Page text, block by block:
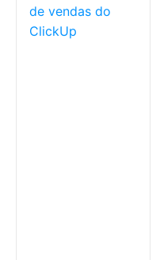
de vendas do
ClickUp